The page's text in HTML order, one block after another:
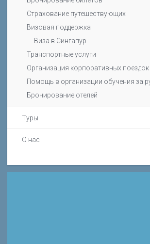
Страхование путешествующих
Визовая поддержка
Виза в Сингапур
Транспортные услуги
Организация корпоративных поездок
Помощь в организации обучения за
Бронирование отелей
Туры
О нас